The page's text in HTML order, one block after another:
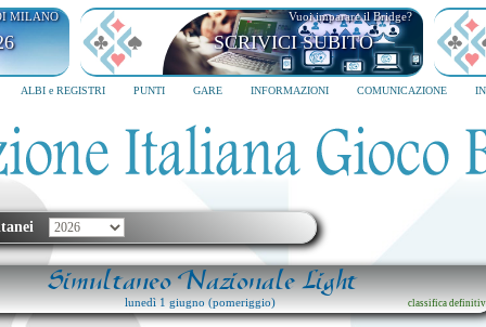
MILANO Vuoi imparare il Bridge?
SCRIVICI SUBITO
ALBI e REGISTRI PUNTI GARE INFORMAZIONI COMUNICAZIONE
Simultaneo Nazionale Light
lunedì 1 giugno (pomeriggio) classifica